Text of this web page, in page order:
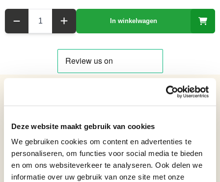
Deze website maakt gebruik van cookies
We gebruiken cookies om content en advertenties te
personaliseren, om functies voor social media te bieden
en om ons websiteverkeer te analyseren. Ook delen we
informatie over uw gebruik van onze site met onze
In winkelwagen
hoog
Netto gewicht: 6.25 kg
Hoogte: 52 cm
Breedte: 17,4 cm